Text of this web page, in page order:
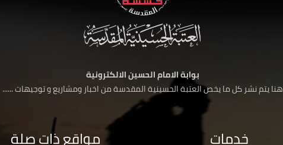
بوابة الامام الحسين الالكترونية
هنا يتم نشر كل ما يخص العتبة الحسينية المقدسة من اخبار ومشاريع و توجيهات ......
خدمات مواقع ذات صلة